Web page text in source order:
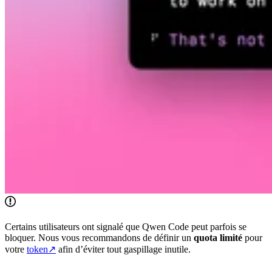
Certains utilisateurs ont signalé que Qwen Code peut parfois se
bloquer. Nous vous recommandons de définir un quota limité pour
votre token↗ afin d’éviter tout gaspillage inutile.